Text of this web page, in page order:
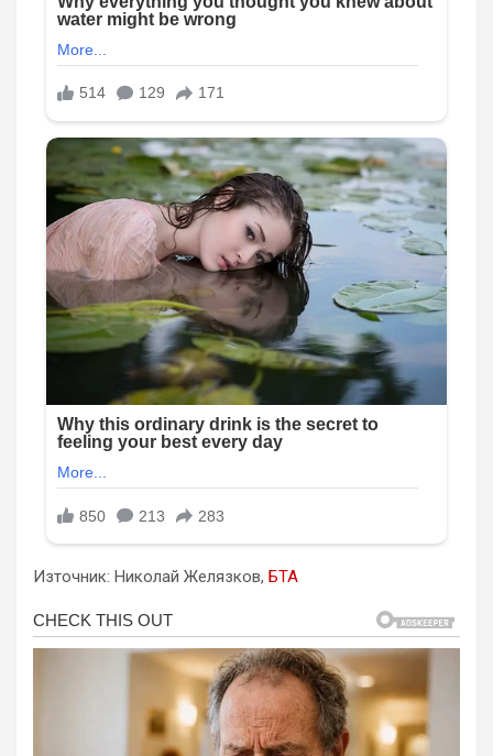
Източник: Николай Желязков, БТА